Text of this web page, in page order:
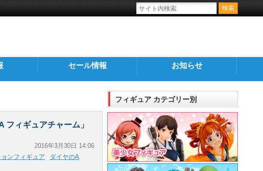
セール情報 お知らせ
フィギュアチャーム」
2016年3月30日 14:06
ンフィギュア
ダイヤのA
フィギュア カテゴリー別